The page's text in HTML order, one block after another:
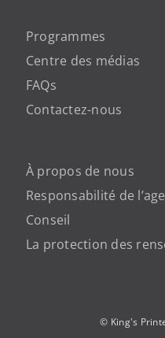
Programmes
Centre des médias
FAQs
Contactez-nous
À propos de nous
Responsabilité de
Conseil
La protection des
© King's